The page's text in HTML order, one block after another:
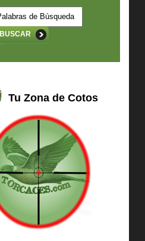
BUSCAR
Tu Zona de Cotos